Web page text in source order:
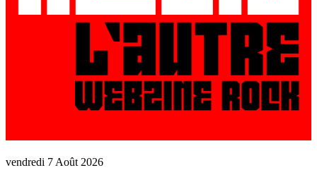
vendredi 7 Août 2026